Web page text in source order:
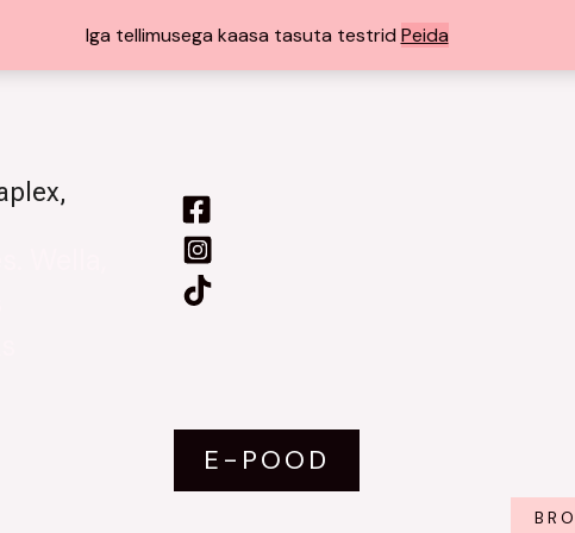
Iga tellimusega kaasa tasuta testrid Peida
E-POOD